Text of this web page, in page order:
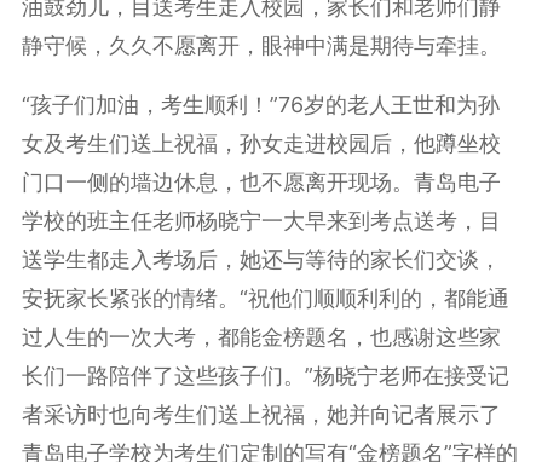
油鼓劲儿，目送考生走入校园，家长们和老师们静
静守候，久久不愿离开，眼神中满是期待与牵挂。
“孩子们加油，考生顺利！”76岁的老人王世和为孙
女及考生们送上祝福，孙女走进校园后，他蹲坐校
门口一侧的墙边休息，也不愿离开现场。青岛电子
学校的班主任老师杨晓宁一大早来到考点送考，目
送学生都走入考场后，她还与等待的家长们交谈，
安抚家长紧张的情绪。“祝他们顺顺利利的，都能通
过人生的一次大考，都能金榜题名，也感谢这些家
长们一路陪伴了这些孩子们。”杨晓宁老师在接受记
者采访时也向考生们送上祝福，她并向记者展示了
青岛电子学校为考生们定制的写有“金榜题名”字样的